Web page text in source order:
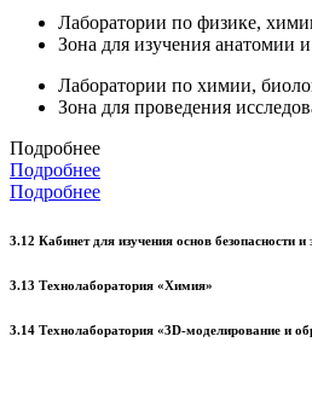
Лаборатории по физике,
Зона для изучения анатомии
Лаборатории по химии,
Зона для проведения
Подробнее
Подробнее
Подробнее
3.12 Кабинет для изучения основ безопасности
3.13 Технолаборатория «Химия»
3.14 Технолаборатория «3D-моделирование и